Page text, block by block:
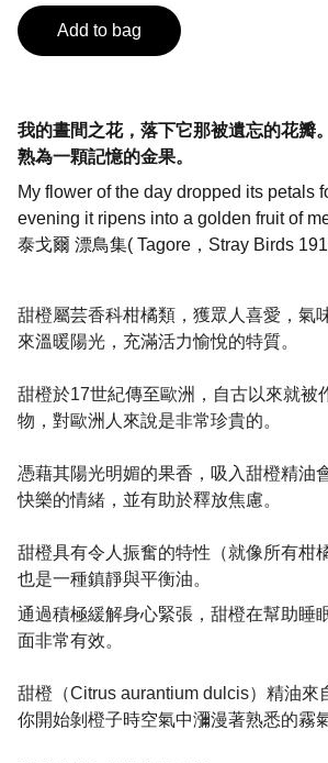
Add to bag
我的晝間之花，落下它那被遺忘的花瓣
熟為一顆記憶的金果。
My flower of the day dropped its petals
evening it ripens into a golden fruit of
泰戈爾 漂鳥集( Tagore，Stray Birds
甜橙屬芸香科柑橘類，獲眾人喜愛，氣
來溫暖陽光，充滿活力愉悅的特質。
甜橙於17世紀傳至歐洲，自古以來就被
物，對歐洲人來說是非常珍貴的。
憑藉其陽光明媚的果香，吸入甜橙精油
快樂的情緒，並有助於釋放焦慮。
甜橙具有令人振奮的特性（就像所有柑
也是一種鎮靜與平衡油。
通過積極緩解身心緊張，甜橙在幫助睡
面非常有效。
甜橙（Citrus aurantium dulcis）精油來
你開始剝橙子時空氣中瀰漫著熟悉的霧